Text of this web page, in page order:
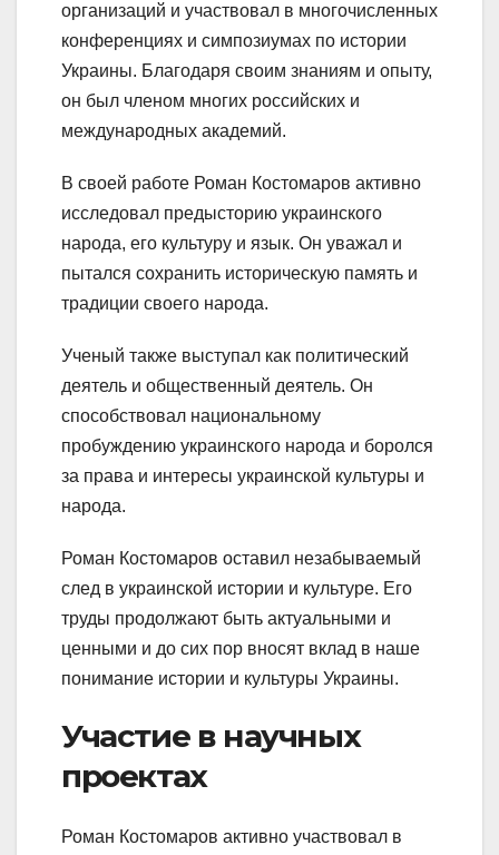
организаций и участвовал в многочисленных
конференциях и симпозиумах по истории
Украины. Благодаря своим знаниям и опыту,
он был членом многих российских и
международных академий.
В своей работе Роман Костомаров активно
исследовал предысторию украинского
народа, его культуру и язык. Он уважал и
пытался сохранить историческую память и
традиции своего народа.
Ученый также выступал как политический
деятель и общественный деятель. Он
способствовал национальному
пробуждению украинского народа и боролся
за права и интересы украинской культуры и
народа.
Роман Костомаров оставил незабываемый
след в украинской истории и культуре. Его
труды продолжают быть актуальными и
ценными и до сих пор вносят вклад в наше
понимание истории и культуры Украины.
Участие в научных
проектах
Роман Костомаров активно участвовал в